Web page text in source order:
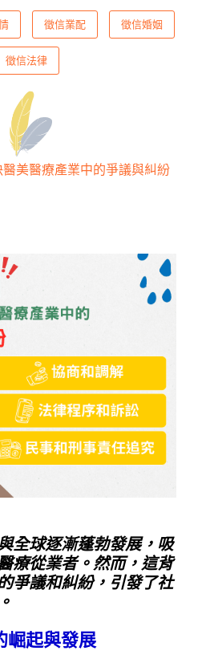
徵信業配 徵信婚姻
徵信法律
美醫療產業中的爭議與糾紛
全球逐漸蓬勃發展，吸
療從業者。然而，這背
爭議和糾紛，引發了社
崛起與發展